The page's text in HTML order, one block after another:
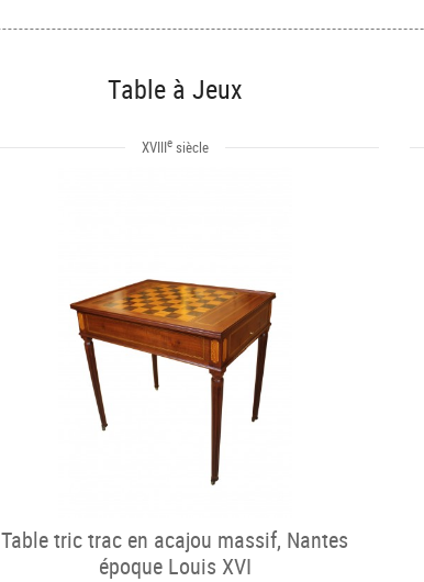
Table à Jeux
XVIIIesiècle
Table tric trac en acajou massif, Nantes
époque Louis XVI